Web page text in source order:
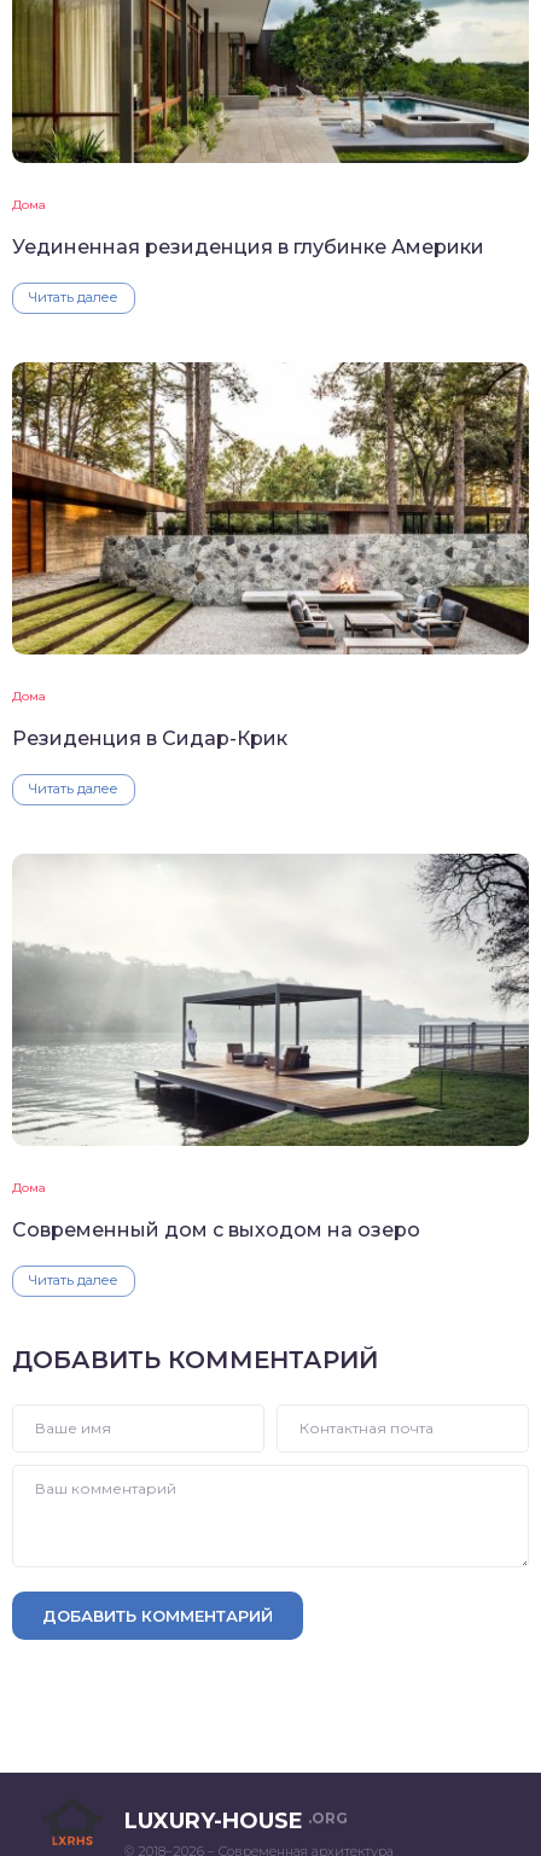
Дома
Уединенная резиденция в глубинке Америки
Читать далее
Дома
Резиденция в Сидар-Крик
Читать далее
Дома
Современный дом с выходом на озеро
Читать далее
ДОБАВИТЬ КОММЕНТАРИЙ
ДОБАВИТЬ КОММЕНТАРИЙ
LUXURY-HOUSE .ORG
© 2018–2026 – Современная архитектура